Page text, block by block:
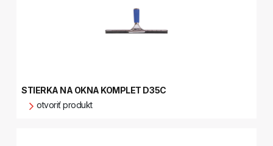
STIERKA NA OKNA KOMPLET D35C
otvoriť produkt